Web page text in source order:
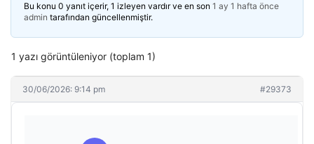
Bu konu 0 yanıt içerir, 1 izleyen vardır ve en son 1 ay 1 hafta önce
admin tarafından güncellenmiştir.
1 yazı görüntüleniyor (toplam 1)
30/06/2026: 9:14 pm #29373